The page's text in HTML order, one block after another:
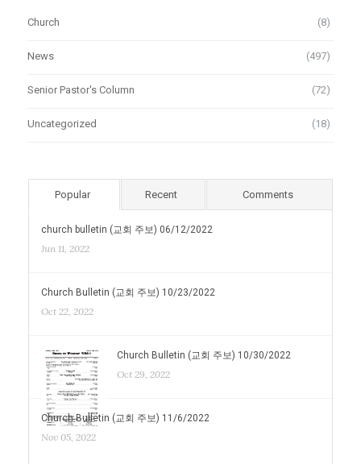
Church (8)
News (497)
Senior Pastor's Column (72)
Uncategorized (18)
Popular Recent Comments
church bulletin (교회 주보) 06/12/2022
Jun 11, 2022
Church Bulletin (교회 주보) 10/23/2022
Oct 22, 2022
Church Bulletin (교회 주보) 10/30/2022
Oct 29, 2022
Church Bulletin (교회 주보) 11/6/2022
Nov 05, 2022